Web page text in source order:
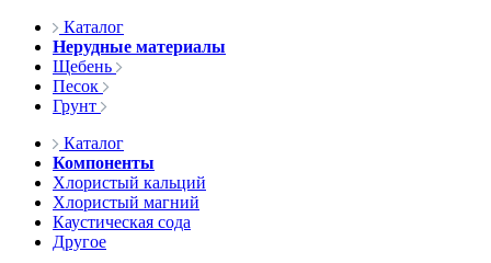
Каталог
Нерудные материалы
Щебень
Песок
Грунт
Каталог
Компоненты
Хлористый кальций
Хлористый магний
Каустическая сода
Другое